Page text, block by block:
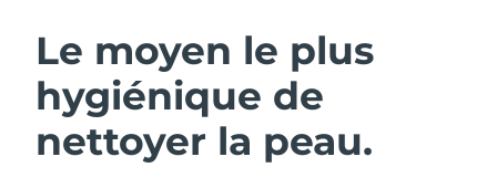
Le moyen le plus
hygiénique de
nettoyer la peau.
Nettoyage du visage Lifting
Autriche Livraison estimée
Bahreïn Livraison estimée
Belgique Livraison estimée